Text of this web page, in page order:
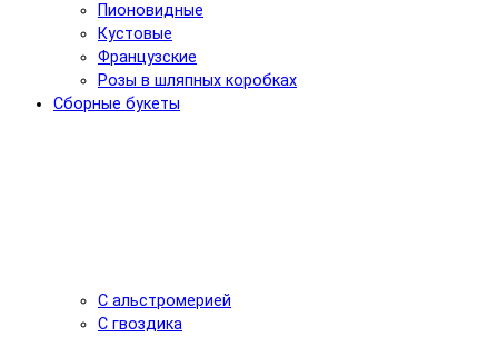
Пионовидные
Кустовые
Французские
Розы в шляпных коробках
Сборные букеты
С альстромерией
С гвоздика